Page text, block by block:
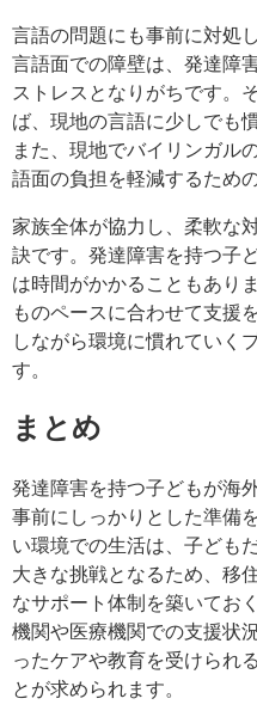
言語の問題にも事前に対処
言語面での障壁は、発達障
ストレスとなりがちです。
ば、現地の言語に少しでも
また、現地でバイリンガル
語面の負担を軽減するため
家族全体が協力し、柔軟な
訣です。発達障害を持つ子
は時間がかかることもあり
ものペースに合わせて支援
しながら環境に慣れていく
す。
まとめ
発達障害を持つ子どもが海
事前にしっかりとした準備
い環境での生活は、子ども
大きな挑戦となるため、移
なサポート体制を築いてお
機関や医療機関での支援状
ったケアや教育を受けられ
とが求められます。